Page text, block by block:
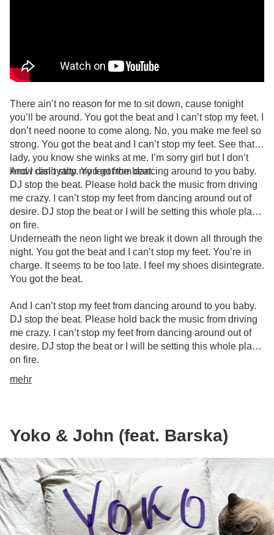
There ain’t no reason for me to sit down, cause tonight
you’ll be around. You got the beat and I can’t stop my feet. I
don’t need noone to come along. No, you make me feel so
strong. You got the beat and I can’t stop my feet. See that
lady, you know she winks at me. I’m sorry girl but I don’t
know disloyalty. You got the beat.
And I can’t stop my feet from dancing around to you baby.
DJ stop the beat. Please hold back the music from driving
me crazy. I can’t stop my feet from dancing around out of
desire. DJ stop the beat or I will be setting this whole place
on fire.
Underneath the neon light we break it down all through the
night. You got the beat and I can’t stop my feet. You’re in
charge. It seems to be too late. I feel my shoes disintegrate.
You got the beat.
And I can’t stop my feet from dancing around to you baby.
DJ stop the beat. Please hold back the music from driving
me crazy. I can’t stop my feet from dancing around out of
desire. DJ stop the beat or I will be setting this whole place
on fire.
mehr
Yoko & John (feat. Barska)